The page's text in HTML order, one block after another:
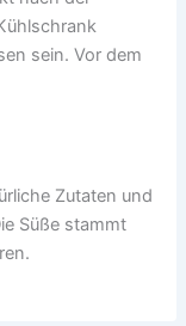
sein. Vor dem
Zutaten und
Süße stammt